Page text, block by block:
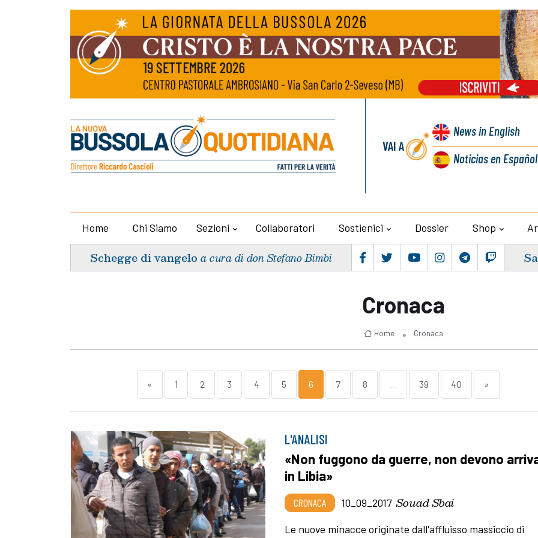
VAI A
Newsin English
Noticiasen Español
Home Chi Siamo Sezioni Collaboratori Sostienici Dossier Shop
Schegge di vangelo a cura di don Stefano Bimbi
Cronaca
Home Cronaca
« 1 2 3 4 5 6 7 8 ... 39 40 »
L'ANALISI
«Non fuggono da guerre, non devono
in Libia»
CRONACA 10_09_2017 Souad Sbai
Le nuove minacce originate dall'affluisso massiccio di